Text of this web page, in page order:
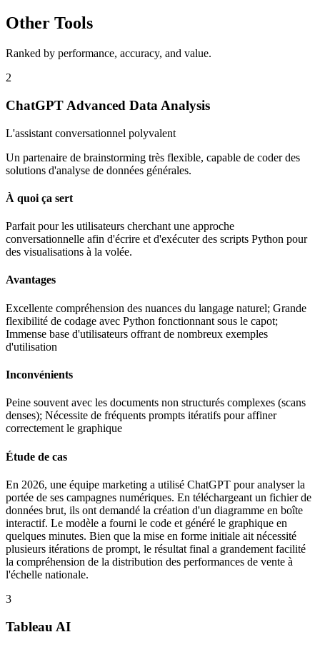
Other Tools
Ranked by performance, accuracy, and value.
2
ChatGPT Advanced Data Analysis
L'assistant conversationnel polyvalent
Un partenaire de brainstorming très flexible, capable de coder des
solutions d'analyse de données générales.
À quoi ça sert
Parfait pour les utilisateurs cherchant une approche
conversationnelle afin d'écrire et d'exécuter des scripts Python pour
des visualisations à la volée.
Avantages
Excellente compréhension des nuances du langage naturel; Grande
flexibilité de codage avec Python fonctionnant sous le capot;
Immense base d'utilisateurs offrant de nombreux exemples
d'utilisation
Inconvénients
Peine souvent avec les documents non structurés complexes (scans
denses); Nécessite de fréquents prompts itératifs pour affiner
correctement le graphique
Étude de cas
En 2026, une équipe marketing a utilisé ChatGPT pour analyser la
portée de ses campagnes numériques. En téléchargeant un fichier de
données brut, ils ont demandé la création d'un diagramme en boîte
interactif. Le modèle a fourni le code et généré le graphique en
quelques minutes. Bien que la mise en forme initiale ait nécessité
plusieurs itérations de prompt, le résultat final a grandement facilité
la compréhension de la distribution des performances de vente à
l'échelle nationale.
3
Tableau AI